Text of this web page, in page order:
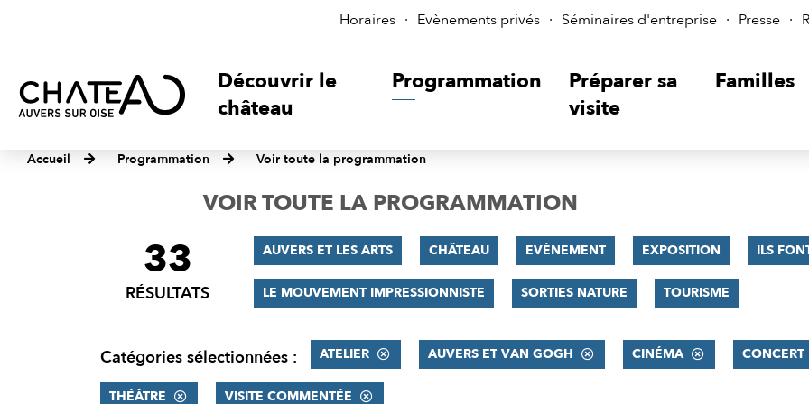
Horaires Evènements privés Séminaires d'entreprise Presse
Découvrir le
château
Programmation
Préparer sa
visite
Familles
Accueil Programmation Voir toute la programmation
VOIR TOUTE LA PROGRAMMATION
FILTRER
RÉSULTATS
33
RÉSULTATS
AUVERS ET LES ARTS CHÂTEAU EVÈNEMENT EXPOSITION ILS
LE MOUVEMENT IMPRESSIONNISTE SORTIES NATURE TOURISME
Catégories sélectionnées : ATELIER AUVERS ET VAN GOGH CINÉMA CONCERT
THÉÂTRE VISITE COMMENTÉE